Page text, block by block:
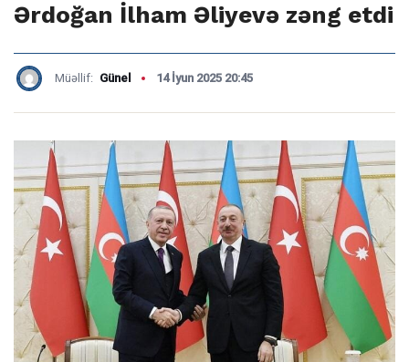
Ərdoğan İlham Əliyevə zəng etdi
Müəllif: Günel 14 İyun 2025 20:45